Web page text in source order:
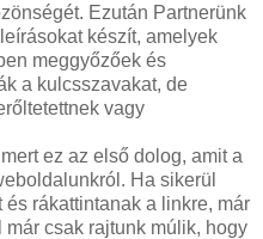
Ezután Partnerünk
készít, amelyek
meggyőzőek és
a kulcsszavakat, de
vagy
ez az első dolog, amit a
Ha sikerül
rákattintanak a linkre, már
csak rajtunk múlik, hogy